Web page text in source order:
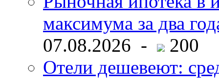
максимума за два
07.08.2026 -
200
Отели дешевеют: